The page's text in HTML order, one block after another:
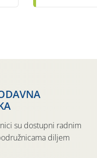
su dostupni radnim
diljem